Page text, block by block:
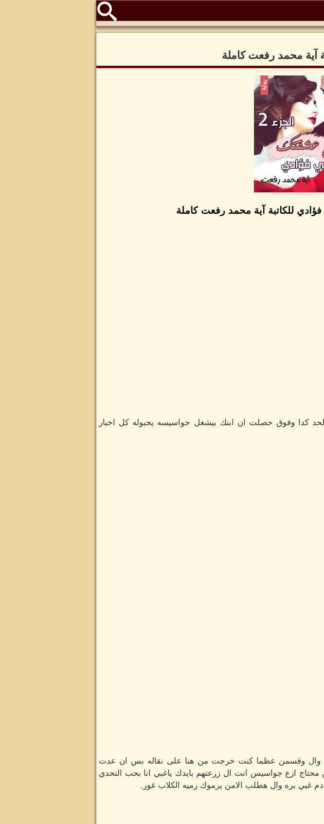
آية محمد رفعت كاملة
للكاتبة آية محمد رفعت كاملة
كدا وفوق حصلت ان ابنك بيشغل جواسيسه يجبوله كل اخبار
وال وقسمن عظما كنت خرجت من هنا على نقاله بس ان عدت
ازع جواسيس انت ال زرعتهم بايدك ياغبي انا بحب التحدي
غبي بره وال هطلب الامن يرموك رميه الكلاب غور.